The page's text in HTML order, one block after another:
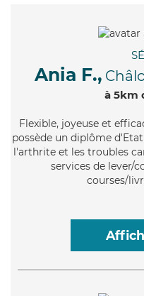
Ania F.,
à 5km
Flexible, joyeuse et
possède un diplôme
l'arthrite et les troubles
services de lever/
courses/